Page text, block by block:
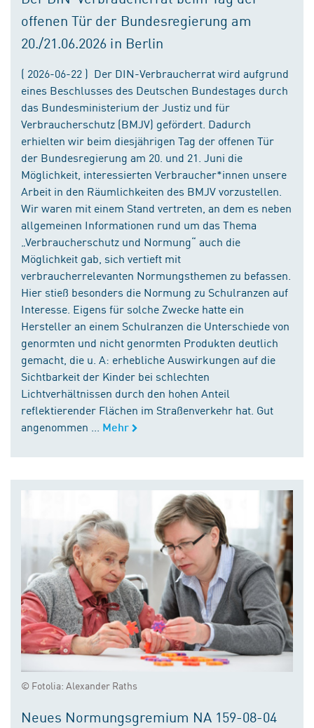
offenen Tür der Bundesregierung am
20./21.06.2026 in Berlin
( 2026-06-22 ) Der DIN-Verbraucherrat wird aufgrund
eines Beschlusses des Deutschen Bundestages durch
das Bundesministerium der Justiz und für
Verbraucherschutz (BMJV) gefördert. Dadurch
erhielten wir beim diesjährigen Tag der offenen Tür
der Bundesregierung am 20. und 21. Juni die
Möglichkeit, interessierten Verbraucher*innen unsere
Arbeit in den Räumlichkeiten des BMJV vorzustellen.
Wir waren mit einem Stand vertreten, an dem es neben
allgemeinen Informationen rund um das Thema
„Verbraucherschutz und Normung“ auch die
Möglichkeit gab, sich vertieft mit
verbraucherrelevanten Normungsthemen zu befassen.
Hier stieß besonders die Normung zu Schulranzen auf
Interesse. Eigens für solche Zwecke hatte ein
Hersteller an einem Schulranzen die Unterschiede von
genormten und nicht genormten Produkten deutlich
gemacht, die u. A: erhebliche Auswirkungen auf die
Sichtbarkeit der Kinder bei schlechten
Lichtverhältnissen durch den hohen Anteil
reflektierender Flächen im Straßenverkehr hat. Gut
angenommen ...
Mehr
© Fotolia: Alexander Raths
Neues Normungsgremium NA 159-08-04